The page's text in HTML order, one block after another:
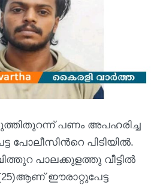
പണം അപഹരിച്ച
പോലീസിന്‍റെ പിടിയിൽ.
പാലക്കുളത്തു വീട്ടിൽ
ഈരാറ്റുപേട്ട